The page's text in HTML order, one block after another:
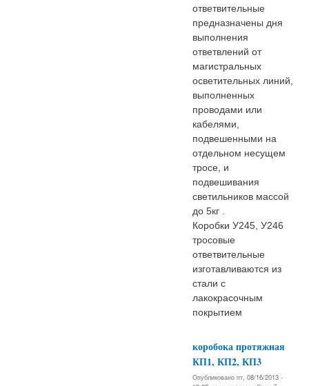
ответвительные
предназначены дня
выполнения
ответвлений от
магистральных
осветительных линий,
выполненных
проводами или
кабелями,
подвешенными на
отдельном несущем
тросе, и
подвешивания
светильников массой
до 5кг .
Коробки У245, У246
тросовые
ответвительные
изготавливаются из
стали с
лакокрасочным
покрытием
коробока протяжная
КП1, КП2, КП3
Опубликовано пт, 08/16/2013 -